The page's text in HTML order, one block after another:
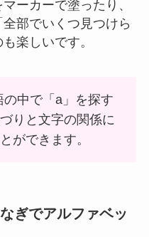
ーカーで塗ったり、
部でいくつ見つけら
楽しいです。
の中で「a」を探す
りと文字の関係に
ができます。
ぎでアルファベッ